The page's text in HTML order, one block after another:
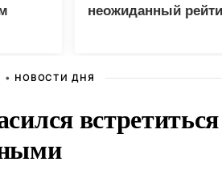
неожиданный
• НОВОСТИ ДНЯ